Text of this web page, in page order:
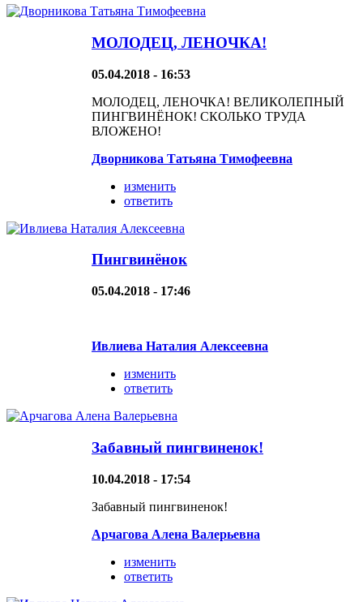
МОЛОДЕЦ, ЛЕНОЧКА!
05.04.2018 - 16:53
МОЛОДЕЦ, ЛЕНОЧКА! ВЕЛИКОЛЕПНЫЙ
ПИНГВИНЁНОК! СКОЛЬКО ТРУДА
ВЛОЖЕНО!
Дворникова Татьяна Тимофеевна
изменить
ответить
Пингвинёнок
05.04.2018 - 17:46
Ивлиева Наталия Алексеевна
изменить
ответить
Забавный пингвиненок!
10.04.2018 - 17:54
Забавный пингвиненок!
Арчагова Алена Валерьевна
изменить
ответить